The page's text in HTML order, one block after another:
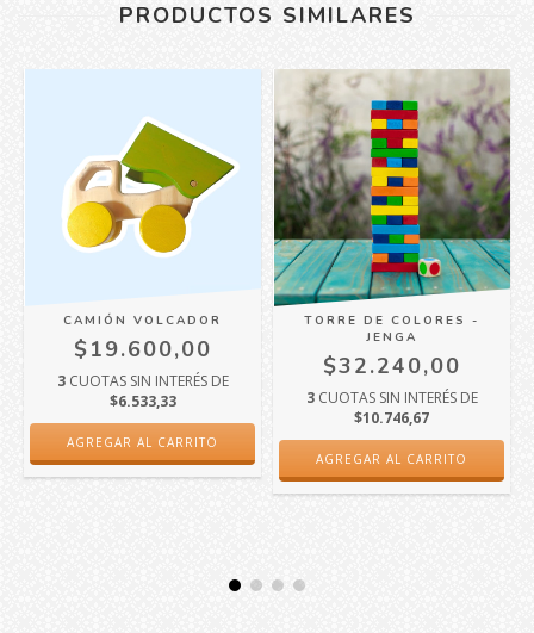
PRODUCTOS SIMILARES
CAMIÓN VOLCADOR
$19.600,00
3 CUOTAS SIN INTERÉS DE
$6.533,33
TORRE DE COLORES -
JENGA
$32.240,00
3 CUOTAS SIN INTERÉS DE
$10.746,67